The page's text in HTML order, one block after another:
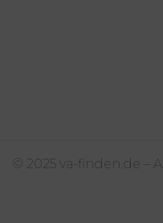
Social Media
© 2025 va-finden.de –